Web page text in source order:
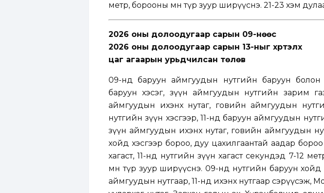
метр, борооны өмнө түр зуур ширүүснэ. 21-23 хэм
2026 оны долоодугаар сарын 09-нөөс
2026 оны долоодугаар сарын 13-ныг хүртэлх
цаг агаарын урьдчилсан төлөв
09-нд баруун аймгуудын нутгийн баруун болон
баруун хэсэг, зүүн аймгуудын нутгийн зарим
аймгуудын ихэнх нутаг, говийн аймгуудын
нутгийн зүүн хэсгээр, 11-нд баруун аймгуудын
зүүн аймгуудын ихэнх нутаг, говийн аймгуудын
хойд хэсгээр бороо, дуу цахилгаантай аадар
хагаст, 11-нд нутгийн зүүн хагаст секундэд 7-12
өмнө түр зуур ширүүснэ. 09-нд нутгийн баруун хойд
аймгуудын нутгаар, 11-нд ихэнх нутгаар сэрүүсэж,